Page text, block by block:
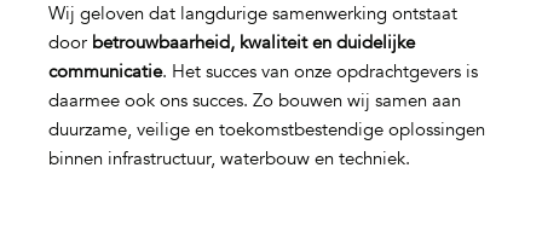
Wij geloven dat langdurige samenwerking ontstaat
door betrouwbaarheid, kwaliteit en duidelijke
communicatie. Het succes van onze opdrachtgevers is
daarmee ook ons succes. Zo bouwen wij samen aan
duurzame, veilige en toekomstbestendige oplossingen
binnen infrastructuur, waterbouw en techniek.